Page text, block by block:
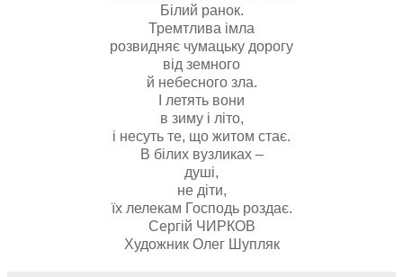
Білий ранок.
Тремтлива імла
розвидняє чумацьку дорогу
від земного
й небесного зла.
І летять вони
в зиму і літо,
і несуть те, що житом стає.
В білих вузликах –
душі,
не діти,
їх лелекам Господь роздає.
Сергій ЧИРКОВ
Художник Олег Шупляк